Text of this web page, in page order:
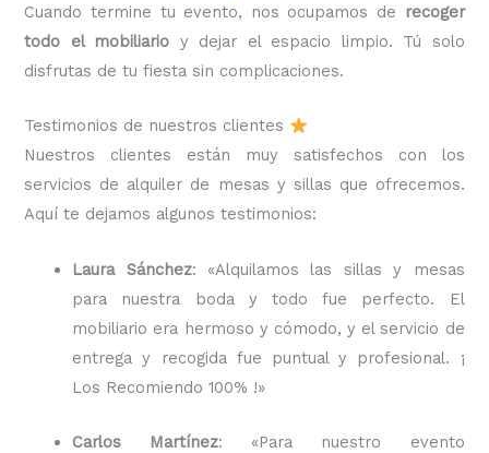
Cuando termine tu evento, nos ocupamos de
recoger
todo el mobiliario y dejar el espacio limpio. Tú solo
disfrutas de tu fiesta sin complicaciones.
Testimonios de nuestros clientes
Nuestros clientes están muy satisfechos con los
servicios de alquiler de mesas y sillas que ofrecemos.
Aquí te dejamos algunos testimonios:
Laura Sánchez: «Alquilamos las sillas y mesas
para nuestra boda y todo fue perfecto. El
mobiliario era hermoso y cómodo, y el servicio de
entrega y recogida fue puntual y profesional. ¡
Los Recomiendo 100% !»
Carlos Martínez: «Para nuestro evento